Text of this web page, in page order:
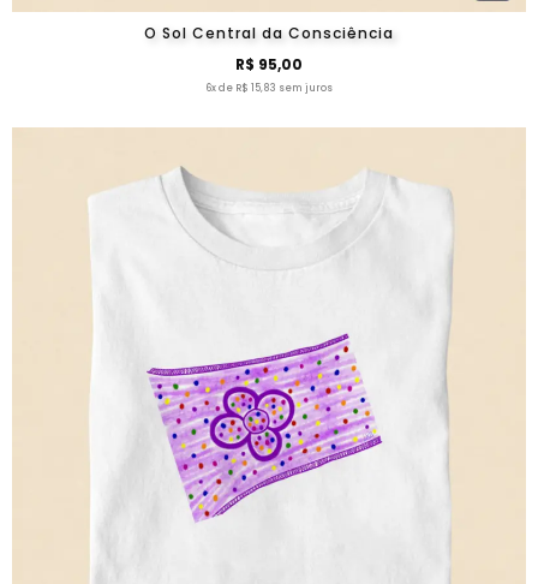
O Sol Central da Consciência
R$ 95,00
6x de R$ 15,83 sem juros